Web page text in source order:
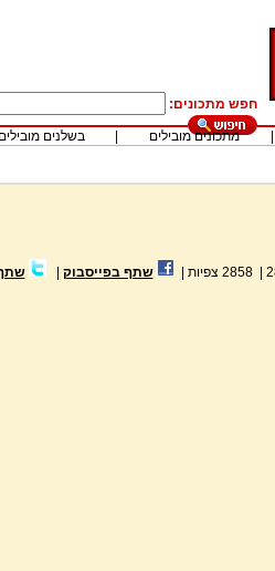
חפש מתכונים:
מתכונים מובילים בשלנים מובילים
|
2858 צפיות שתף בפייסבוק